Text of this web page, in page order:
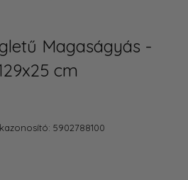
Magaságyás -
cm
5902788100